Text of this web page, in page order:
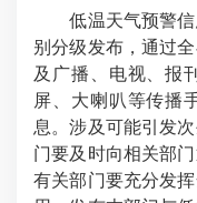
低温天气预警信
别分级发布，通过
及广播、电视、报
屏、大喇叭等传播
息。涉及可能引发
门要及时向相关部
有关部门要充分发